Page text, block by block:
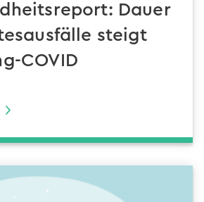
Dauer
steigt
COVID